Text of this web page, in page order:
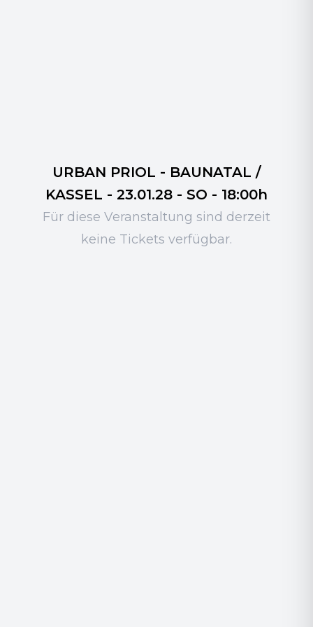
URBAN PRIOL - BAUNATAL /
KASSEL - 23.01.28 - SO - 18:00h
Für diese Veranstaltung sind derzeit
keine Tickets verfügbar.